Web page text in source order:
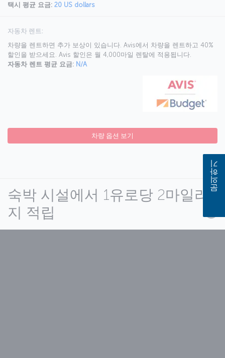
택시 평균 요금: 20 US dollars
자동차 렌트:
차량을 렌트하면 추가 보상이 있습니다. Avis에서 차량을 렌트하고 40%
할인을 받으세요. Avis 할인은 월 4,000마일 렌탈에 적용됩니다.
자동차 렌트 평균 요금: N/A
차량 옵션 보기
숙박 시설에서 1유로당 2마일리
지 적립
문의하기